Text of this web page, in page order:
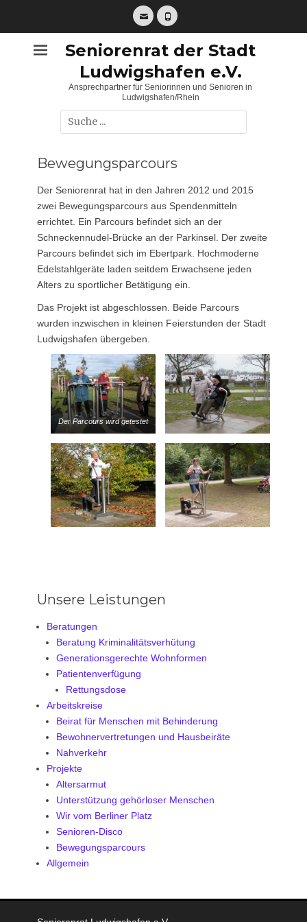
E-
Telefon
Seniorenrat der Stadt
Ludwigshafen e.V.
Ansprechpartner für Seniorinnen und Senioren in
Ludwigshafen/Rhein
Suche
nach:
Bewegungsparcours
Der Seniorenrat hat in den Jahren 2012 und 2015
zwei Bewegungsparcours aus Spendenmitteln
errichtet. Ein Parcours befindet sich an der
Schneckennudel-Brücke an der Parkinsel. Der zweite
Parcours befindet sich im Ebertpark. Hochmoderne
Edelstahlgeräte laden seitdem Erwachsene jeden
Alters zu sportlicher Betätigung ein.
Das Projekt ist abgeschlossen. Beide Parcours
wurden inzwischen in kleinen Feierstunden der Stadt
Ludwigshafen übergeben.
Der Parcours wird getestet
Unsere Leistungen
Beratungen
Beratung Kriminalitätsverhütung
Generationsgerechte Wohnformen
Patientenverfügung
Rettungsdose
Arbeitskreise
Beirat für Menschen mit Behinderung
Bewohnervertretungen und Hausbeiräte
Nahverkehr
Projekte
Altersarmut
Unterstützung gehörloser Menschen
Wir vom Berliner Platz
Senioren-Disco
Bewegungsparcours
Allgemein